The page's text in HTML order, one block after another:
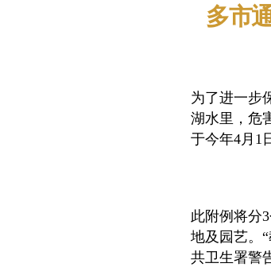
多市
为了进一步
湖水里，危
于今年4月 1
此附例将分3
地及园艺。
共卫生署警